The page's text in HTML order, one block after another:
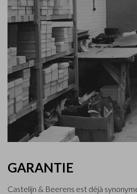
GARANTIE
Castelijn & Beerens est déjà